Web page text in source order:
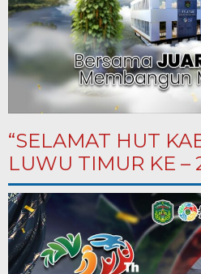
“SELAMAT HUT
LUWU TIMUR KE –